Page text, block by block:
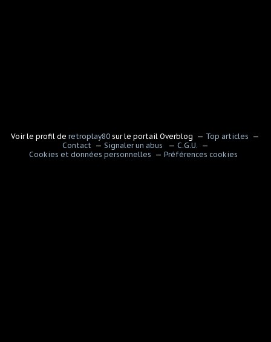
Voir le profil deretroplay80 sur le portail Overblog
Top articles
Contact
Signaler un abus
C.G.U.
Cookies et données personnelles
Préférences cookies